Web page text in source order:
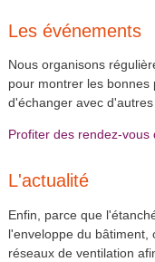
Les événements
Nous organisons
pour montrer les bonnes
d'échanger avec
Profiter des rendez-
L'actualité
Enfin, parce que
l'enveloppe du bâtiment,
réseaux de ventilation